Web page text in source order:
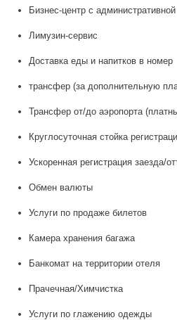
Бизнес-центр с
Лимузин-сервис
Доставка еды и напитков в номер
трансфер (за дополнительную
Трансфер от/до аэропорта
Круглосуточная стойка
Ускоренная регистрация заезда/
Обмен валюты
Услуги по продаже билетов
Камера хранения багажа
Банкомат на территории отеля
Прачечная/Химчистка
Услуги по глажению одежды